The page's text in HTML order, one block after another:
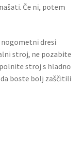
Če ni, potem
nogometni dresi
stroj, ne pozabite
stroj s hladno
boste bolj zaščitili